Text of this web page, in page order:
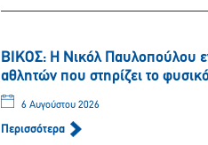
ΒΙΚΟΣ: Η Νικόλ Παυλοπούλου
αθλητών που στηρίζει το
6 Αυγούστου 2026
Περισσότερα